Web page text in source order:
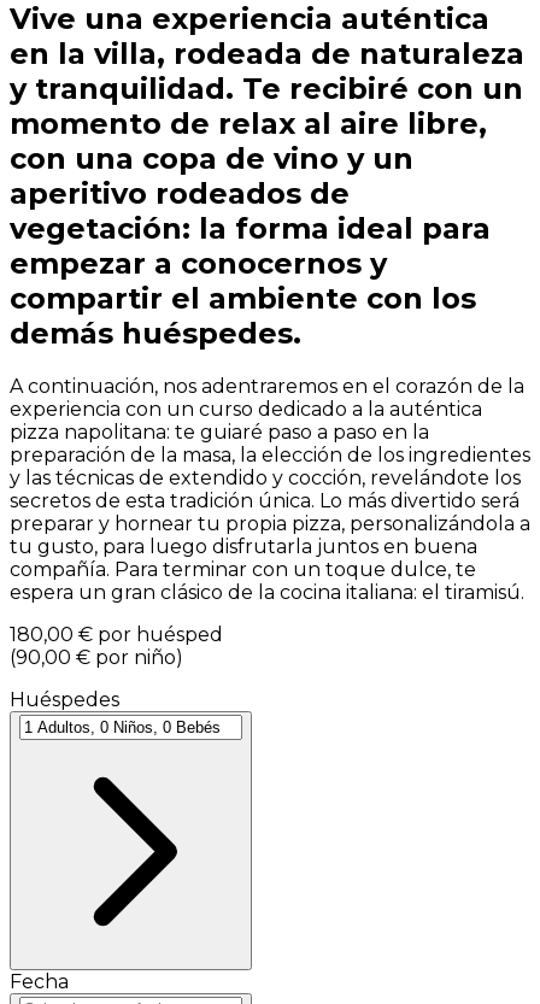
Vive una experiencia auténtica
en la villa, rodeada de naturaleza
y tranquilidad. Te recibiré con un
momento de relax al aire libre,
con una copa de vino y un
aperitivo rodeados de
vegetación: la forma ideal para
empezar a conocernos y
compartir el ambiente con los
demás huéspedes.
A continuación, nos adentraremos en el corazón de la
experiencia con un curso dedicado a la auténtica
pizza napolitana: te guiaré paso a paso en la
preparación de la masa, la elección de los ingredientes
y las técnicas de extendido y cocción, revelándote los
secretos de esta tradición única. Lo más divertido será
preparar y hornear tu propia pizza, personalizándola a
tu gusto, para luego disfrutarla juntos en buena
compañía. Para terminar con un toque dulce, te
espera un gran clásico de la cocina italiana: el tiramisú.
180,00 € por huésped
(90,00 € por niño)
Huéspedes
Fecha